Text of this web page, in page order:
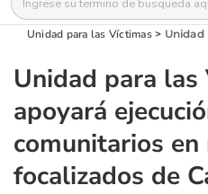
Unidad para las Víctimas> Unidad para las
Unidad para las
apoyará
comunitarios
focalizados de